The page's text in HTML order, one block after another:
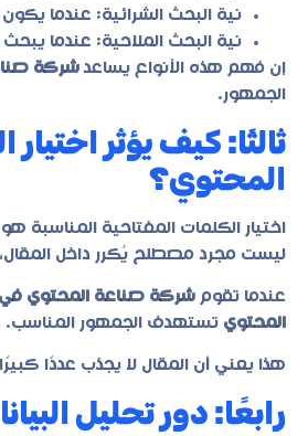
نية البحث الشرائية: عندما
نية البحث الملاحية: عندما
إن فهم هذه الأنواع يساعدشركة
الجمهور.
ثالثًا: كيف يؤثر
المحتوي؟
اختيار الكلمات المفتاحية المناسبة
ليست مجرد مصطلح يُكرر داخل المقال،
عندما تقوم شركة صناعة المحتوي
المحتوي تستهدف الجمهور المناسب.
هذا يعني أن المقال لا يجذب عددًا
رابعًا: دور تحليل